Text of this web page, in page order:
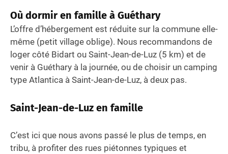
Où dormir en famille à Guéthary
L’offre d’hébergement est réduite sur la commune elle-
même (petit village oblige). Nous recommandons de
loger côté Bidart ou Saint-Jean-de-Luz (5 km) et de
venir à Guéthary à la journée, ou de choisir un camping
type Atlantica à Saint-Jean-de-Luz, à deux pas.
Saint-Jean-de-Luz en famille
C’est ici que nous avons passé le plus de temps, en
tribu, à profiter des rues piétonnes typiques et